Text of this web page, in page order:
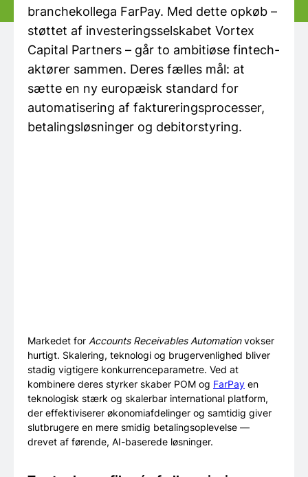
branchekollega FarPay. Med dette opkøb –
støttet af investeringsselskabet Vortex
Capital Partners – går to ambitiøse fintech-
aktører sammen. Deres fælles mål: at
sætte en ny europæisk standard for
automatisering af faktureringsprocesser,
betalingsløsninger og debitorstyring.
Markedet for Accounts Receivables Automationvokser
hurtigt. Skalering, teknologi og brugervenlighed bliver
stadig vigtigere konkurrenceparametre. Ved at
kombinere deres styrker skaber POM og FarPay en
teknologisk stærk og skalerbar international platform,
der effektiviserer økonomiafdelinger og samtidig giver
slutbrugere en mere smidig betalingsoplevelse —
drevet af førende, AI-baserede løsninger.